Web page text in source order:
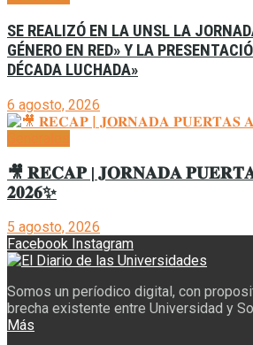
SE REALIZÓ EN LA UNSL LA
GÉNERO EN RED» Y LA
DÉCADA LUCHADA»
6 agosto, 2026
🎥 𝐑𝐄𝐂𝐀𝐏 | 𝐉𝐎𝐑𝐍𝐀𝐃𝐀
𝟐𝟎𝟐𝟔✨
5 agosto, 2026
Facebook Instagram
Somos un períodico digital, con
brecha existente entre Universidad y
Más